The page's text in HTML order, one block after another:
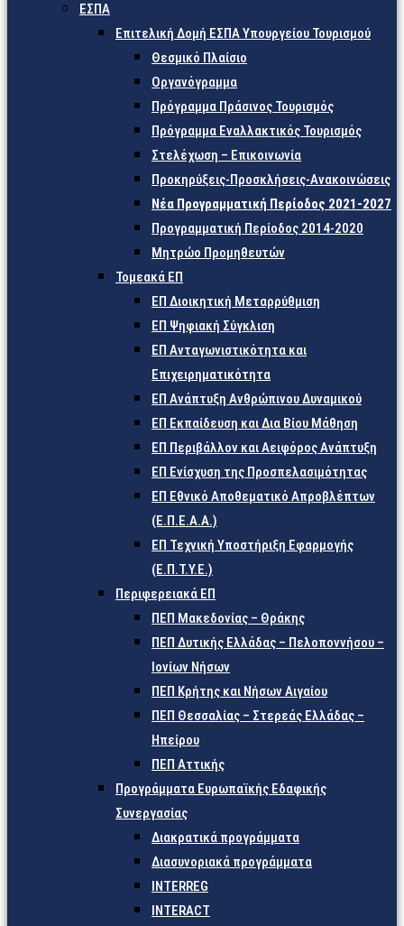
ΕΣΠΑ
Επιτελική Δομή ΕΣΠΑ Υπουργείου Τουρισμού
Θεσμικό Πλαίσιο
Οργανόγραμμα
Πρόγραμμα Πράσινος Τουρισμός
Πρόγραμμα Εναλλακτικός Τουρισμός
Στελέχωση – Επικοινωνία
Προκηρύξεις-Προσκλήσεις-Ανακοινώσεις
Νέα Προγραμματική Περίοδος 2021-2027
Προγραμματική Περίοδος 2014-2020
Μητρώο Προμηθευτών
Τομεακά ΕΠ
ΕΠ Διοικητική Μεταρρύθμιση
ΕΠ Ψηφιακή Σύγκλιση
ΕΠ Ανταγωνιστικότητα και
Επιχειρηματικότητα
ΕΠ Ανάπτυξη Ανθρώπινου Δυναμικού
ΕΠ Εκπαίδευση και Δια Βίου Μάθηση
ΕΠ Περιβάλλον και Αειφόρος Ανάπτυξη
ΕΠ Ενίσχυση της Προσπελασιμότητας
ΕΠ Εθνικό Αποθεματικό Απροβλέπτων
(Ε.Π.Ε.Α.Α.)
ΕΠ Τεχνική Υποστήριξη Εφαρμογής
(Ε.Π.Τ.Υ.Ε.)
Περιφερειακά ΕΠ
ΠΕΠ Μακεδονίας – Θράκης
ΠΕΠ Δυτικής Ελλάδας – Πελοποννήσου –
Ιονίων Νήσων
ΠΕΠ Κρήτης και Νήσων Αιγαίου
ΠΕΠ Θεσσαλίας – Στερεάς Ελλάδας –
Ηπείρου
ΠΕΠ Αττικής
Προγράμματα Ευρωπαϊκής Εδαφικής
Συνεργασίας
Διακρατικά προγράμματα
Διασυνοριακά προγράμματα
INTERREG
INTERACT